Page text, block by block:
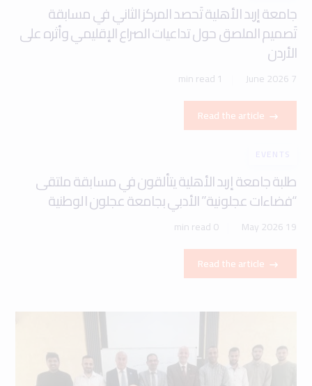
جامعة إربد الأهلية تَحصد المركز الثاني في مسابقة
تَصميم الملصق حول تداعيات الصراع الإقليمي وأثره على
الأردن
7 June 2026
1 min read
Read the article
EVENTS
طلبة جامعة إربد الأهلية يتألقون في مسابقة ملتقى
“فضاءات عجلونية” الأدبي بجامعة عجلون الوطنية
19 May 2026
0 min read
Read the article